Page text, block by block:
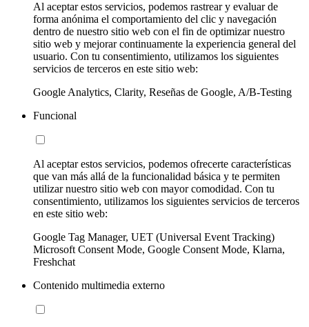
Al aceptar estos servicios, podemos rastrear y evaluar de
forma anónima el comportamiento del clic y navegación
dentro de nuestro sitio web con el fin de optimizar nuestro
sitio web y mejorar continuamente la experiencia general del
usuario. Con tu consentimiento, utilizamos los siguientes
servicios de terceros en este sitio web:
Google Analytics, Clarity, Reseñas de Google, A/B-Testing
Funcional
Al aceptar estos servicios, podemos ofrecerte características
que van más allá de la funcionalidad básica y te permiten
utilizar nuestro sitio web con mayor comodidad. Con tu
consentimiento, utilizamos los siguientes servicios de terceros
en este sitio web:
Google Tag Manager, UET (Universal Event Tracking)
Microsoft Consent Mode, Google Consent Mode, Klarna,
Freshchat
Contenido multimedia externo